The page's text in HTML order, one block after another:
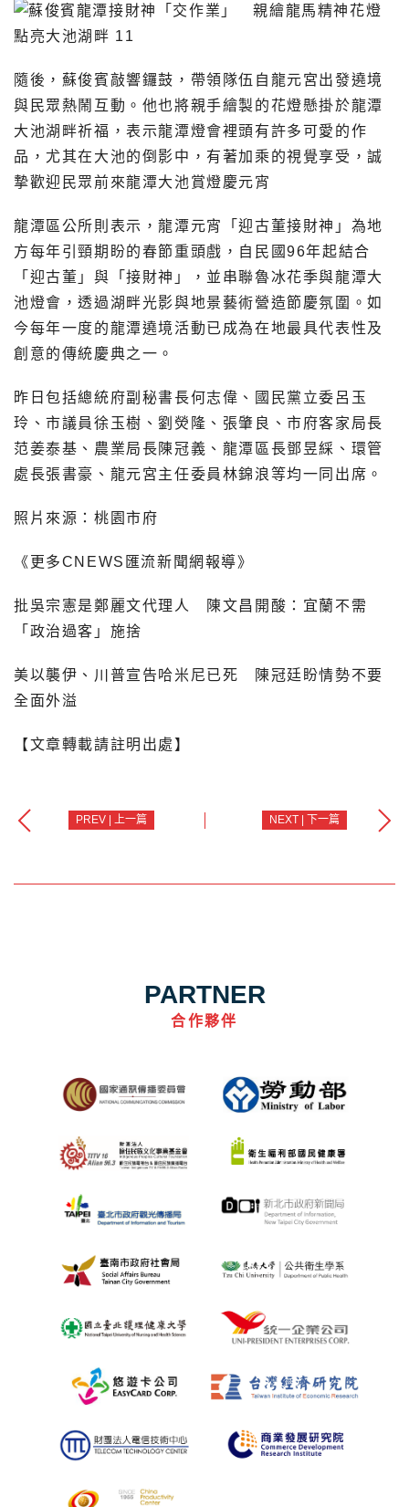
隨後，蘇俊賓敲響鑼鼓，帶領隊伍自龍元宮出發遶境
與民眾熱鬧互動。他也將親手繪製的花燈懸掛於龍潭
大池湖畔祈福，表示龍潭燈會裡頭有許多可愛的作
品，尤其在大池的倒影中，有著加乘的視覺享受，誠
摯歡迎民眾前來龍潭大池賞燈慶元宵
龍潭區公所則表示，龍潭元宵「迎古董接財神」為地
方每年引頸期盼的春節重頭戲，自民國96年起結合
「迎古董」與「接財神」，並串聯魯冰花季與龍潭大
池燈會，透過湖畔光影與地景藝術營造節慶氛圍。如
今每年一度的龍潭遶境活動已成為在地最具代表性及
創意的傳統慶典之一。
昨日包括總統府副秘書長何志偉、國民黨立委呂玉
玲、市議員徐玉樹、劉熒隆、張肇良、市府客家局長
范姜泰基、農業局長陳冠義、龍潭區長鄧昱綵、環管
處長張書豪、龍元宮主任委員林錦浪等均一同出席。
照片來源：桃園市府
《更多CNEWS匯流新聞網報導》
批吳宗憲是鄭麗文代理人 陳文昌開酸：宜蘭不需
「政治過客」施捨
美以襲伊、川普宣告哈米尼已死 陳冠廷盼情勢不要
全面外溢
【文章轉載請註明出處】
PREV | 上一篇 NEXT | 下一篇
PARTNER
合作夥伴